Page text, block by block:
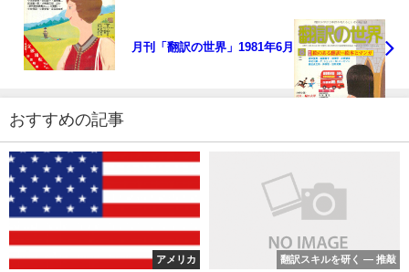
月刊「翻訳の世界」1981年6月
おすすめの記事
アメリカ 翻訳スキルを研く ― 推敲